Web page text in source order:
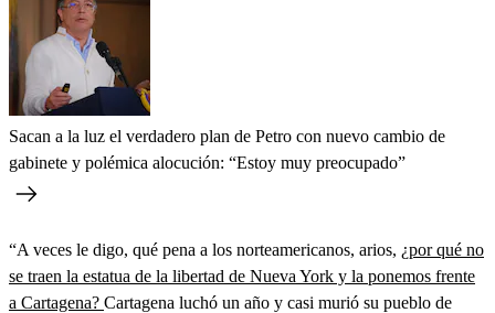
Sacan a la luz el verdadero plan de Petro con nuevo cambio de
gabinete y polémica alocución: “Estoy muy preocupado”
“A veces le digo, qué pena a los norteamericanos, arios, ¿por qué no
se traen la estatua de la libertad de Nueva York y la ponemos frente
a Cartagena? Cartagena luchó un año y casi murió su pueblo de